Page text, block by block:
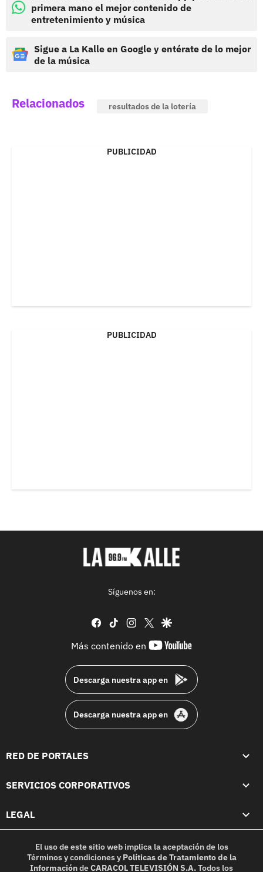
primera mano el mejor contenido de
entretenimiento y música
Sigue a La Kalle en Google y entérate de lo mejor
de la música
Relacionados resultados de la lotería
PUBLICIDAD
PUBLICIDAD
Síguenos en:
facebook
tiktok instagram
twittergoogle
Más contenido en
youtube-
Descarga nuestra app en
Descarga nuestra app en
RED DE PORTALES
SERVICIOS CORPORATIVOS
LEGAL
El uso de este sitio web implica la aceptación de los
Términos y condicionesy Políticas de Tratamiento de la
InformacióndeCARACOL TELEVISIÓN S.A.Todos los